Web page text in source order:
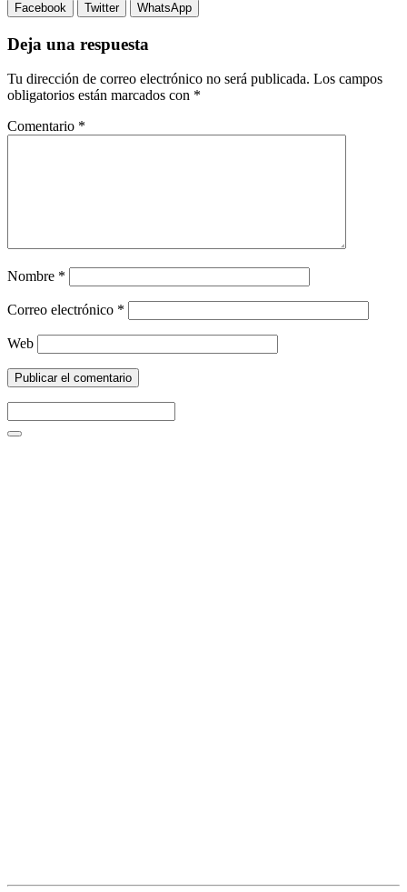
Facebook Twitter WhatsApp
Deja una respuesta
Tu dirección de correo electrónico no será publicada. Los campos
obligatorios están marcados con *
Comentario *
Nombre *
Correo electrónico *
Web